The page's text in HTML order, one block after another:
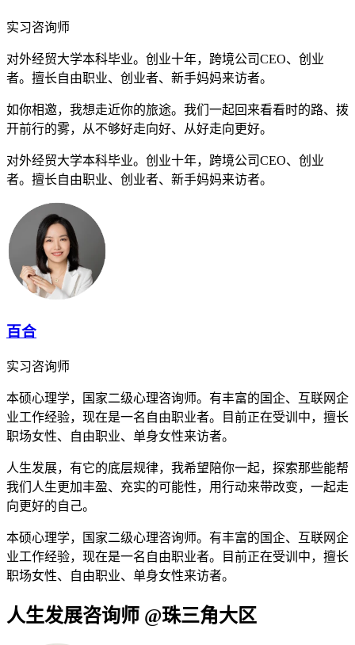
实习咨询师
对外经贸大学本科毕业。创业十年，跨境公司CEO、创业
者。擅长自由职业、创业者、新手妈妈来访者。
如你相邀，我想走近你的旅途。我们一起回来看看时的路、拨
开前行的雾，从不够好走向好、从好走向更好。
对外经贸大学本科毕业。创业十年，跨境公司CEO、创业
者。擅长自由职业、创业者、新手妈妈来访者。
百合
实习咨询师
本硕心理学，国家二级心理咨询师。有丰富的国企、互联网企
业工作经验，现在是一名自由职业者。目前正在受训中，擅长
职场女性、自由职业、单身女性来访者。
人生发展，有它的底层规律，我希望陪你一起，探索那些能帮
我们人生更加丰盈、充实的可能性，用行动来带改变，一起走
向更好的自己。
本硕心理学，国家二级心理咨询师。有丰富的国企、互联网企
业工作经验，现在是一名自由职业者。目前正在受训中，擅长
职场女性、自由职业、单身女性来访者。
人生发展咨询师 @珠三角大区